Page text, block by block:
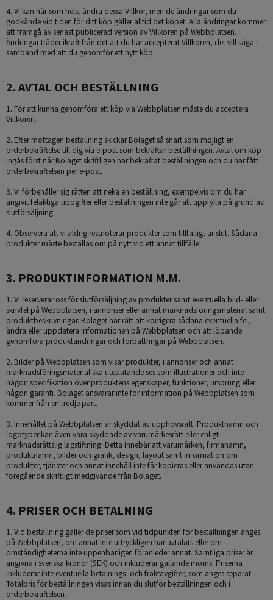
4. Vi kan när som helst ändra dessa Villkor, men de ändringar som du
godkände vid tiden för ditt köp gäller alltid det köpet. Alla ändringar kommer
att framgå av senast publicerad version av Villkoren på Webbplatsen.
Ändringar träder ikraft från det att du har accepterat Villkoren, det vill säga i
samband med att du genomför ett nytt köp.
2. AVTAL OCH BESTÄLLNING
1. För att kunna genomföra ett köp via Webbplatsen måste du acceptera
Villkoren.
2. Efter mottagen beställning skickar Bolaget så snart som möjligt en
orderbekräftelse till dig via e-post som bekräftar beställningen. Avtal om köp
ingås först när Bolaget skriftligen har bekräftat beställningen och du har fått
orderbekräftelsen per e-post.
3. Vi förbehåller sig rätten att neka en beställning, exempelvis om du har
angivit felaktiga uppgifter eller beställningen inte går att uppfylla på grund av
slutförsäljning.
4. Observera att vi aldrig restnoterar produkter som tillfälligt är slut. Sådana
produkter måste beställas om på nytt vid ett annat tillfälle.
3. PRODUKTINFORMATION M.M.
1. Vi reserverar oss för slutförsäljning av produkter samt eventuella bild- eller
skrivfel på Webbplatsen, i annonser eller annat marknadsföringsmaterial samt
produktbeskrivningar. Bolaget har rätt att korrigera sådana eventuella fel,
ändra eller uppdatera informationen på Webbplatsen och att löpande
genomföra produktändringar och förbättringar på Webbplatsen.
2. Bilder på Webbplatsen som visar produkter, i annonser och annat
marknadsföringsmaterial ska uteslutande ses som illustrationer och inte
någon specifikation över produktens egenskaper, funktioner, ursprung eller
någon garanti. Bolaget ansvarar inte för information på Webbplatsen som
kommer från en tredje part.
3. Innehållet på Webbplatsen är skyddat av upphovsrätt. Produktnamn och
logotyper kan även vara skyddade av varumärkesrätt eller enligt
marknadsrättslig lagstiftning. Detta innebär att varumärken, firmanamn,
produktnamn, bilder och grafik, design, layout samt information om
produkter, tjänster och annat innehåll inte får kopieras eller användas utan
föregående skriftligt medgivande från Bolaget.
4. PRISER OCH BETALNING
1. Vid beställning gäller de priser som vid tidpunkten för beställningen anges
på Webbplatsen, om annat inte uttryckligen har avtalats eller om
omständigheterna inte uppenbarligen föranleder annat. Samtliga priser är
angivna i svenska kronor (SEK) och inkluderar gällande moms. Priserna
inkluderar inte eventuella betalnings- och fraktavgifter, som anges separat.
Totalpris för beställningen visas innan du slutför beställningen och i
orderbekräftelsen.